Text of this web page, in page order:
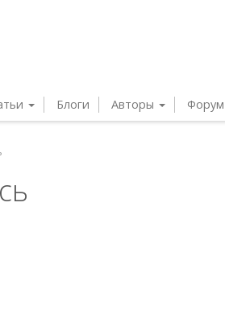
Блоги Авторы Форум